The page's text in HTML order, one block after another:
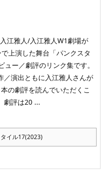
江雅人/入江雅人W1劇場が
上演した舞台「パンクスタ
ュー／劇評のリンク集です。
／演出ともに入江雅人さんが
の劇評を読んでいただくこ
劇評は20 ...
イル17(2023)